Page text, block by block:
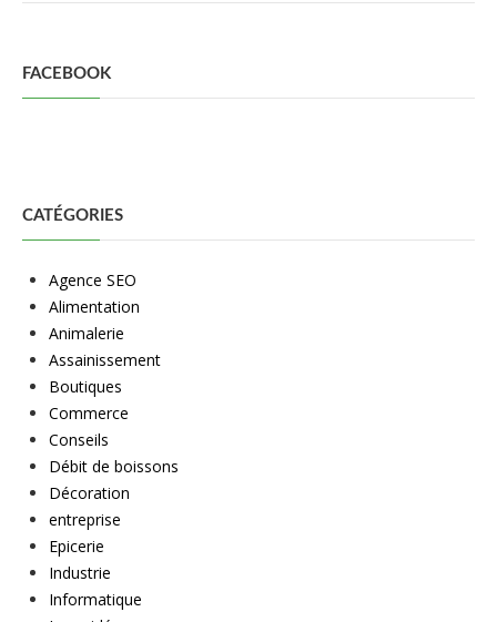
FACEBOOK
CATÉGORIES
Agence SEO
Alimentation
Animalerie
Assainissement
Boutiques
Commerce
Conseils
Débit de boissons
Décoration
entreprise
Epicerie
Industrie
Informatique